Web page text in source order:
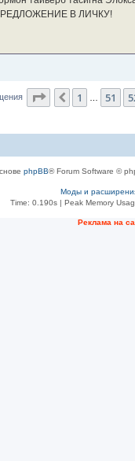
В ЛИЧКУ!
Страница 53из
Пред.
1 51
phpBB® Forum Software ©
Моды и
Time: 0.190s| Peak Memory
Рeклама на